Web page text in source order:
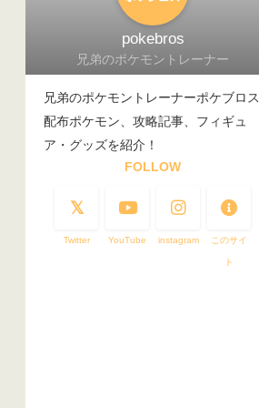
pokebros
兄弟のポケモントレーナー
兄弟のポケモントレーナーポケブロス
配布ポケモン、攻略記事、フィギュ
ア・グッズを紹介！
FOLLOW
Twitter YouTube instagram このサイ
ト